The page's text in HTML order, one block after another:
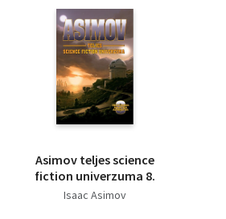
Asimov teljes science
fiction univerzuma 8.
Isaac Asimov